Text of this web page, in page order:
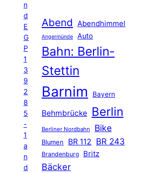
n
d
E
G
P
1
3
9
2
8
5
-
1
a
n
d
Abend Abendhimmel
Angermünde Auto
Bahn: Berlin-
Stettin
Barnim Bayern
Behmbrücke Berlin
Berliner Nordbahn Bike
Blumen BR 112 BR 243
Brandenburg Britz
Bäcker